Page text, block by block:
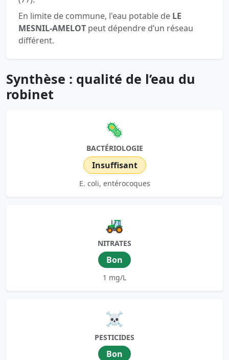
En limite de commune, l'eau potable de LE
MESNIL-AMELOT peut dépendre d’un réseau
différent.
Synthèse : qualité de l’eau du
robinet
🦠
BACTÉRIOLOGIE
Insuffisant
E. coli, entérocoques
🚜
NITRATES
Bon
1 mg/L
☠️
PESTICIDES
Bon